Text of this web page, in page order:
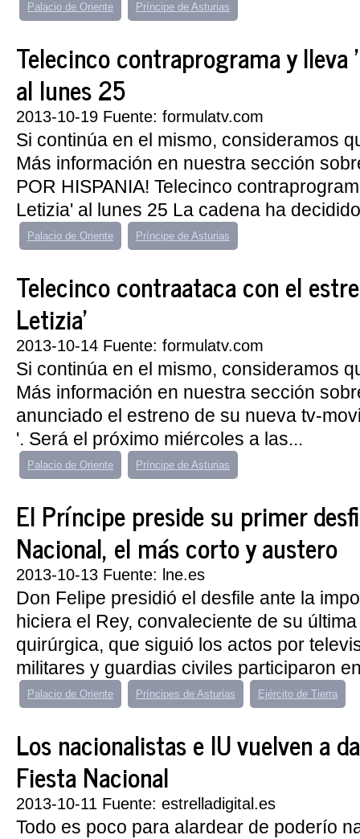
Palacio de Oriente Príncipe de Asturias
Telecinco contraprograma y lleva
al lunes 25
2013-10-19 Fuente: formulatv.com
Si continúa en el mismo, consideramos
Más información en nuestra sección
POR HISPANIA! Telecinco
Letizia' al lunes 25 La cadena ha
Palacio de Oriente Príncipe de Asturias
Telecinco contraataca con el
Letizia'
2013-10-14 Fuente: formulatv.com
Si continúa en el mismo, consideramos
Más información en nuestra sección
anunciado el estreno de su nueva tv-
'. Será el próximo miércoles a las...
Palacio de Oriente Príncipe de Asturias
El Príncipe preside su primer
Nacional, el más corto y austero
2013-10-13 Fuente: lne.es
Don Felipe presidió el desfile ante la
hiciera el Rey, convaleciente de su
quirúrgica, que siguió los actos por
militares y guardias civiles participaron
Palacio de Oriente Príncipes de Asturias Ejército de Tierra
Los nacionalistas e IU vuelven a
Fiesta Nacional
2013-10-11 Fuente: estrelladigital.es
Todo es poco para alardear de poderío